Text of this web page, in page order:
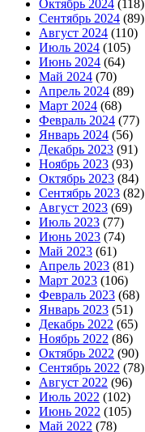
Октябрь 2024 (118)
Сентябрь 2024 (89)
Август 2024 (110)
Июль 2024 (105)
Июнь 2024 (64)
Май 2024 (70)
Апрель 2024 (89)
Март 2024 (68)
Февраль 2024 (77)
Январь 2024 (56)
Декабрь 2023 (91)
Ноябрь 2023 (93)
Октябрь 2023 (84)
Сентябрь 2023 (82)
Август 2023 (69)
Июль 2023 (77)
Июнь 2023 (74)
Май 2023 (61)
Апрель 2023 (81)
Март 2023 (106)
Февраль 2023 (68)
Январь 2023 (51)
Декабрь 2022 (65)
Ноябрь 2022 (86)
Октябрь 2022 (90)
Сентябрь 2022 (78)
Август 2022 (96)
Июль 2022 (102)
Июнь 2022 (105)
Май 2022 (78)